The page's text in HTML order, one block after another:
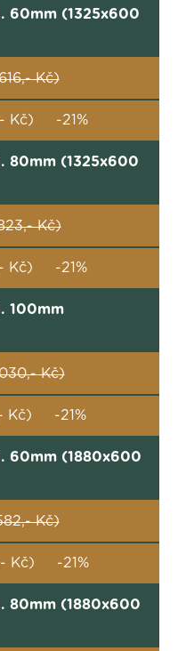
60mm (1325x600
Kč)
Kč) -21%
80mm (1325x600
Kč)
Kč) -21%
100mm
Kč)
Kč) -21%
60mm (1880x600
Kč)
Kč) -21%
80mm (1880x600